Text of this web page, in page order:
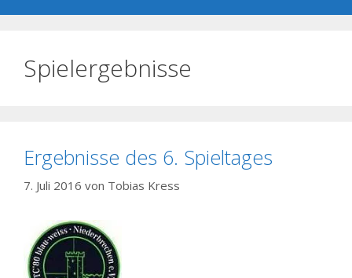
Spielergebnisse
Ergebnisse des 6. Spieltages
7. Juli 2016 von Tobias Kress